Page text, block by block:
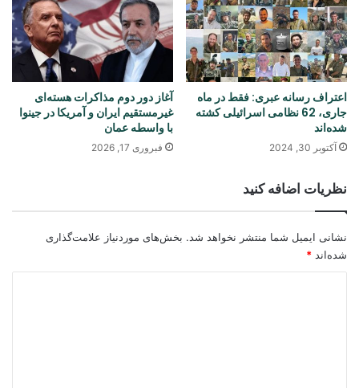
اعتراف رسانه عبری: فقط در ماه
جاری، 62 نظامی اسرائیلی کشته
شده‌اند
آکتوبر 30, 2024
آغاز دور دوم مذاکرات هسته‌ای
غیرمستقیم ایران و آمریکا در جینوا
با واسطه عمان
فبروری 17, 2026
نظریات اضافه کنید
نشانی ایمیل شما منتشر نخواهد شد. بخش‌های موردنیاز علامت‌گذاری
شده‌اند *